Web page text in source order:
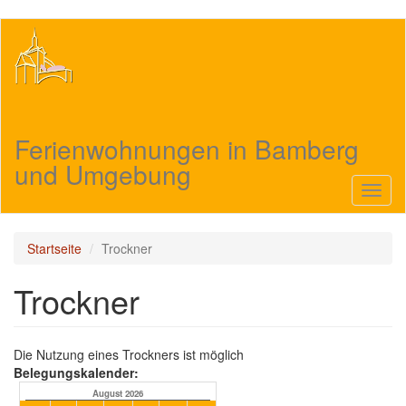
Inhalt
Ferienwohnungen in Bamberg
und Umgebung
Startseite Trockner
Trockner
Die Nutzung eines Trockners ist möglich
Belegungskalender:
August 2026